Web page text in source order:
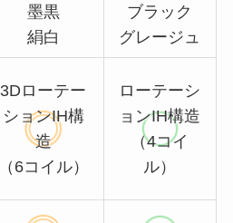
墨黒
絹白
ブラック
グレージュ
3Dローテー
ションIH構
造
（6コイル）
ローテーシ
ョンIH構造
（4コイ
ル）